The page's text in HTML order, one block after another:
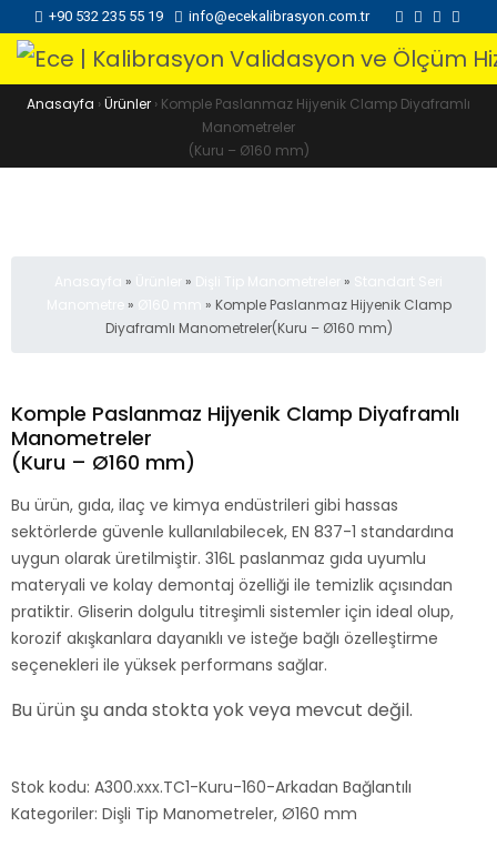
+90 532 235 55 19 info@ecekalibrasyon.com.tr
Anasayfa ›Ürünler › Komple Paslanmaz Hijyenik Clamp Diyaframlı
Manometreler
(Kuru – Ø160 mm)
» » »
» » Komple Paslanmaz Hijyenik Clamp
Diyaframlı Manometreler(Kuru – Ø160 mm)
Komple Paslanmaz Hijyenik Clamp Diyaframlı
Manometreler
(Kuru – Ø160 mm)
Bu ürün, gıda, ilaç ve kimya endüstrileri gibi hassas
sektörlerde güvenle kullanılabilecek, EN 837-1 standardına
uygun olarak üretilmiştir. 316L paslanmaz gıda uyumlu
materyali ve kolay demontaj özelliği ile temizlik açısından
pratiktir. Gliserin dolgulu titreşimli sistemler için ideal olup,
korozif akışkanlara dayanıklı ve isteğe bağlı özelleştirme
seçenekleri ile yüksek performans sağlar.
Bu ürün şu anda stokta yok veya mevcut değil.
Stok kodu: A300.xxx.TC1-Kuru-160-Arkadan Bağlantılı
Kategoriler: Dişli Tip Manometreler, Ø160 mm